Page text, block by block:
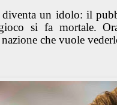
un idolo: il
si fa mortale.
che vuole